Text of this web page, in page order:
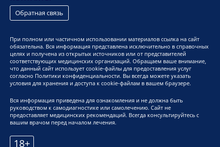
Обратная связь
При полном или частичном использовании материалов ссылка на сайт
обязательна. Вся информация представлена исключительно в справочных
целях и получена из открытых источников или от представителей
соответствующих медицинских организаций. Обращаем ваше внимание,
что данный сайт использует cookie-файлы для предоставления услуг
согласно Политики конфиденциальности. Вы всегда можете указать
условия для хранения и доступа к cookie-файлам в вашем браузере.
Вся информация приведена для ознакомления и не должна быть
руководством к самодиагностике или самолечению. Сайт не
предоставляет медицинских рекомендаций. Всегда консультируйтесь с
вашим врачом перед началом лечения.
18+